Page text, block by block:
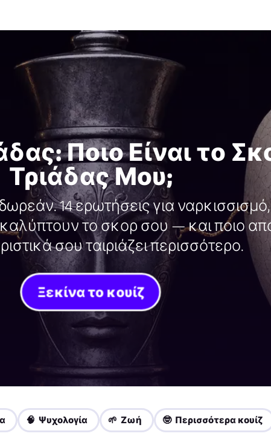
Ποιο Είναι το
Τριάδας Μου;
14 ερωτήσεις για
το σκορ σου — και ποιο
σου ταιριάζει περισσότερο.
Ξεκίνα το κουίζ
🧠 Ψυχολογία 🌱 Ζωή 🤓 Περισσότερα κουίζ